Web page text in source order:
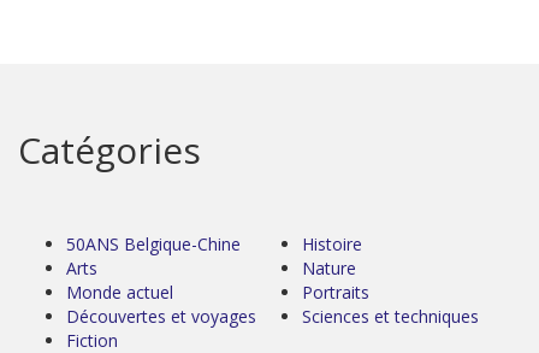
Catégories
50ANS Belgique-Chine
Arts
Monde actuel
Découvertes et voyages
Fiction
Histoire
Nature
Portraits
Sciences et techniques